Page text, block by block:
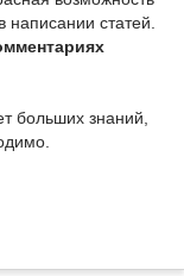
написании статей.
больших знаний,